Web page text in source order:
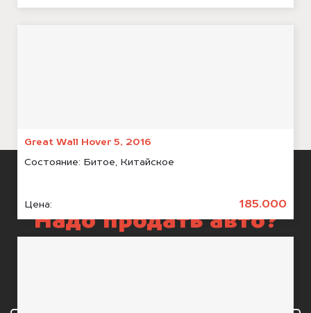
Great Wall Hover 5, 2016
Состояние: Битое, Китайское
Цена: 185.000
Надо продать авто?